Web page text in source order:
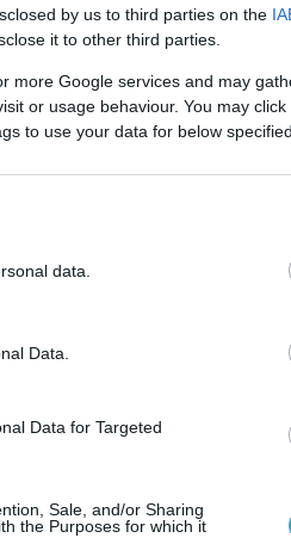
by us to third parties on the
it to other third parties.
more Google services and may
or usage behaviour. You may
to use your data for below
data.
Data.
Data for Targeted
Sale, and/or Sharing
the Purposes for which it
από τους ρύπους
καρκίνο.
τη βιταμίνη C
οι κίτρινες πιπεριές,
μοιάζει με το φυσικό
και των ζημιών
στην πρόληψη των
τροφίμων με
το δέρμα μας από
καθημερινό αντηλιακό το
εκπληκτική αυτή
και ελαστίνης. Οι
ζωτικής σημασίας